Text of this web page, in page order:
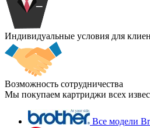
Индивидуальные условия для
Возможность сотрудничества
Мы покупаем картриджи всех
Все модели